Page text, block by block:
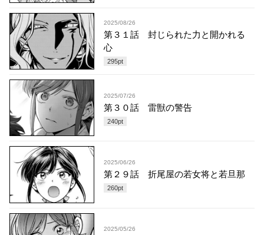
2025/08/26
第３１話 封じられた力と開かれる
心
295pt
2025/07/26
第３０話 雷獣の警告
240pt
2025/06/26
第２９話 折尾屋の若女将と若旦那
260pt
2025/05/26